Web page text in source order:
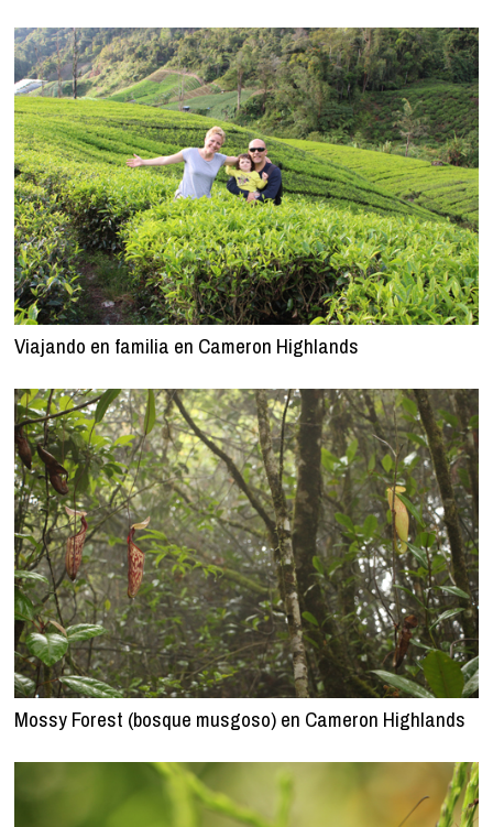
Viajando en familia en Cameron Highlands
Mossy Forest (bosque musgoso) en Cameron Highlands